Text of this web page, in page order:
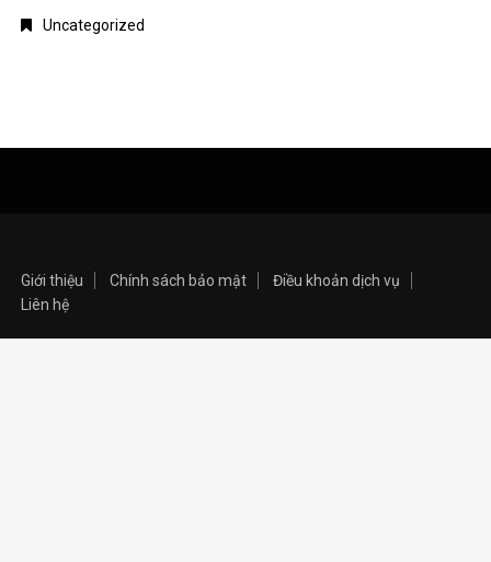
Uncategorized
Giới thiệu Chính sách bảo mật
Điều khoản dịch vụ
Liên hệ